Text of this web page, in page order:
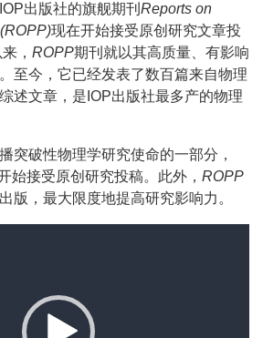
出版社的旗舰期刊 Reports on
现在开始接受原创研究文章投
， ROPP期刊就以其高质量、有影响
至今，它已经发表了数百篇来自物理
述文章，是IOP出版社最多产的物理
突破性物理学研究使命的一部分，
始接受原创研究投稿。此外， ROPP
版，最大限度地提高研究影响力。